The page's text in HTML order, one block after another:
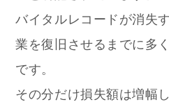
バイタルレコードが消失
業を復旧させるまでに多
です。
その分だけ損失額は増幅